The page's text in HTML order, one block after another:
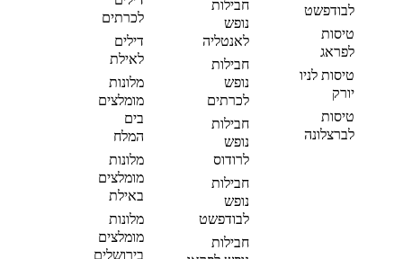
לבודפשט
טיסות
לפראג
טיסות לניו
יורק
טיסות
לברצלונה
חבילות
נופש
לאנטליה
חבילות
נופש
לכרתים
חבילות
נופש
לרודוס
חבילות
נופש
לבודפשט
חבילות
לכרתים
דילים
לאילת
מלונות
מומלצים
בים
המלח
מלונות
מומלצים
באילת
מלונות
מומלצים
בירושלים